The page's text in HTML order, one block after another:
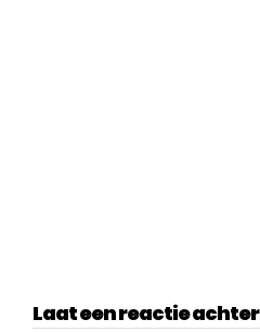
Laat een reactie achter